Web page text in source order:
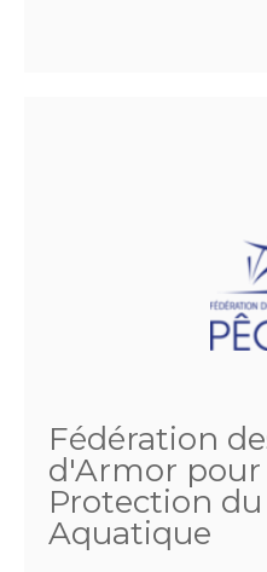
Fédération
d'Armor pour
Protection
Aquatique